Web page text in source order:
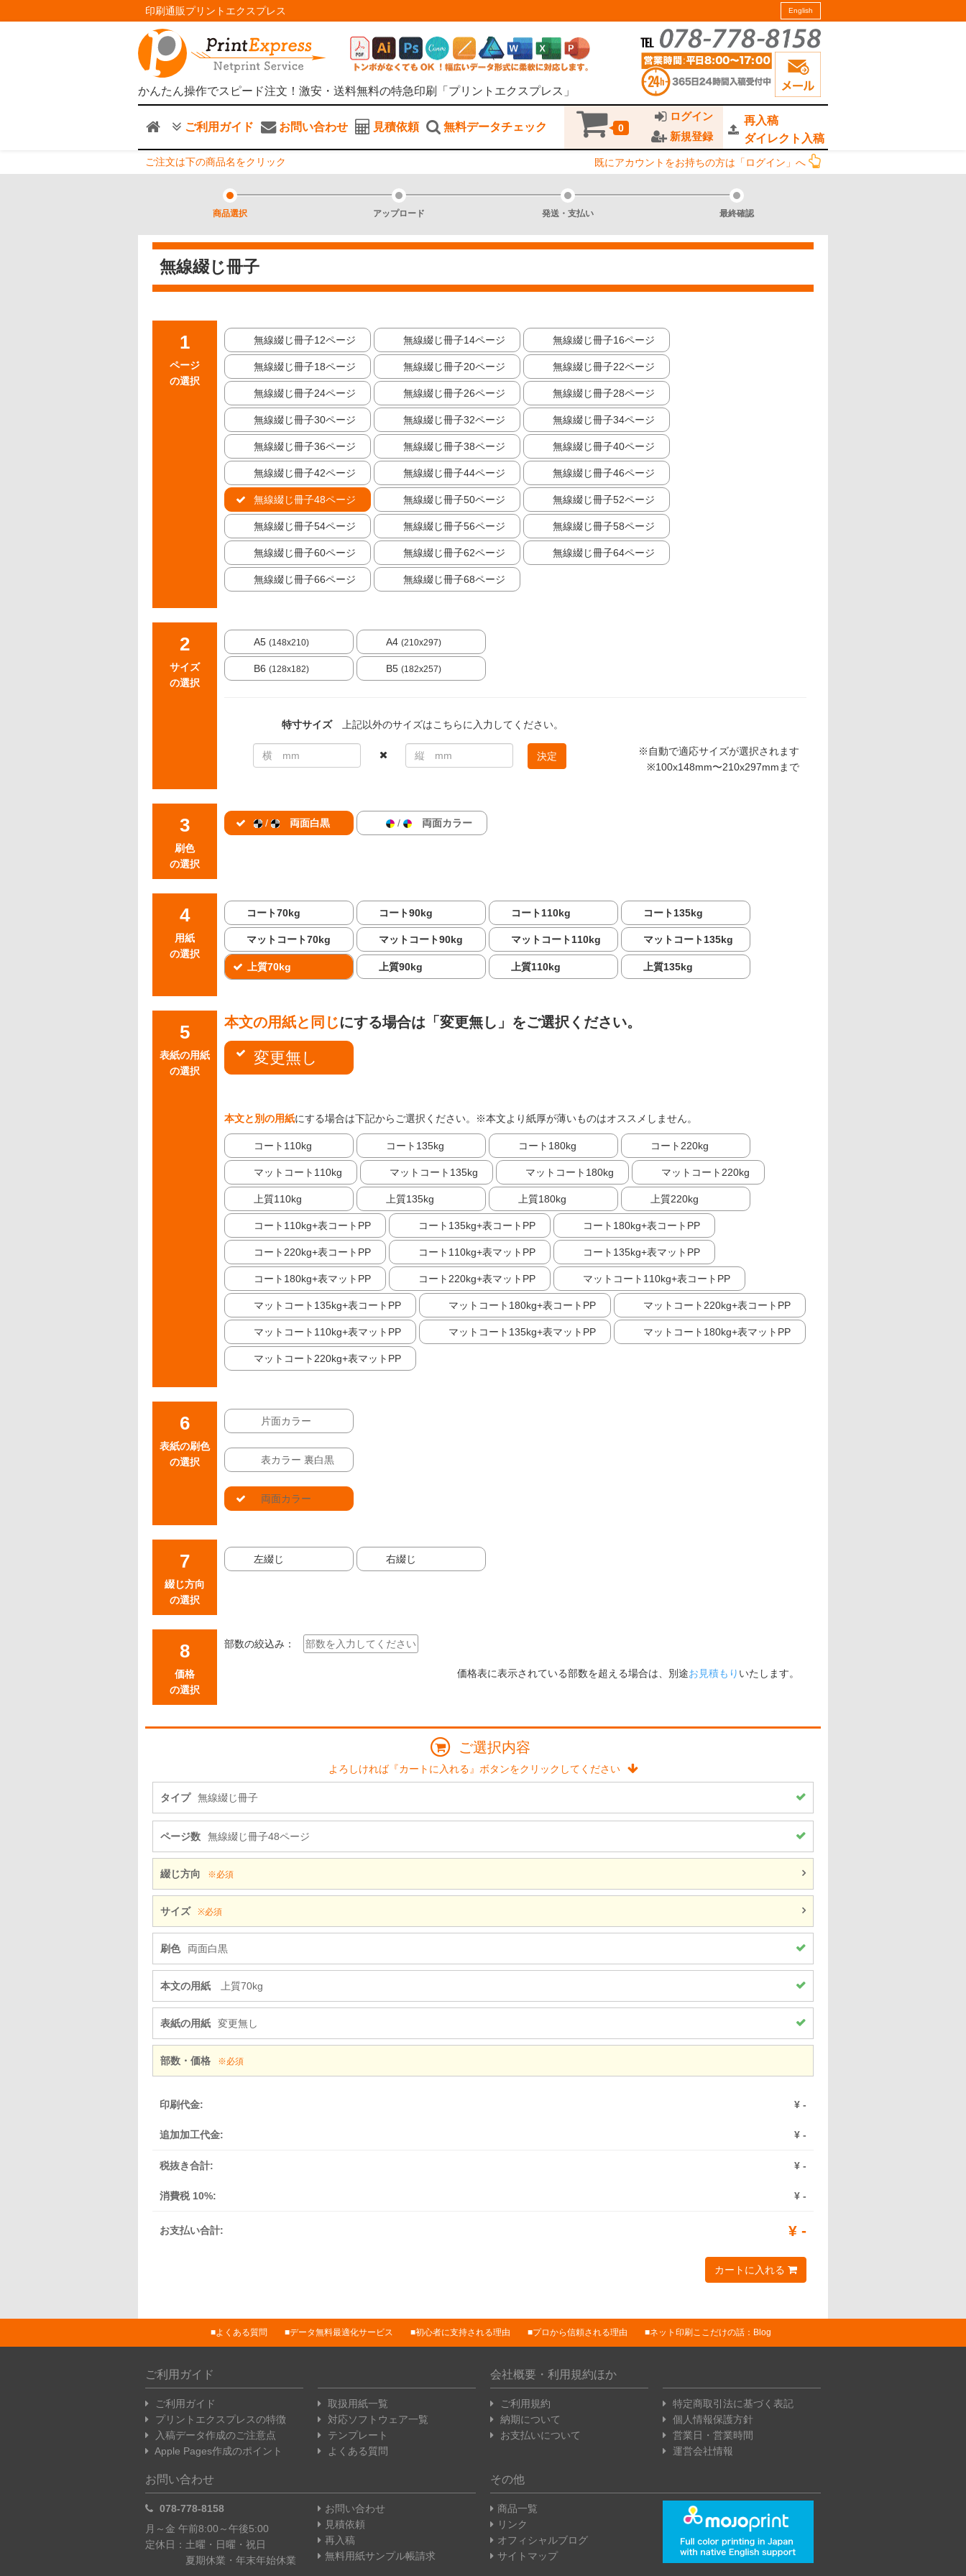
印刷通販プリントエクスプレス English
かんたん操作でスピード注文！激安・送料無料の特急印刷「プリントエクスプレス」
ご利用ガイド お問い合わせ 見積依頼 無料データチェック 0
ログイン
新規登録
再入稿
ダイレクト入稿
ご注文は下の商品名をクリック 既にアカウントをお持ちの方は「ログイン」へ
商品選択 アップロード 発送・支払い 最終確認
無線綴じ冊子
ページ
の選択
無線綴じ冊子12ページ 無線綴じ冊子14ページ 無線綴じ冊子16ページ
無線綴じ冊子18ページ 無線綴じ冊子20ページ 無線綴じ冊子22ページ
無線綴じ冊子24ページ 無線綴じ冊子26ページ 無線綴じ冊子28ページ
無線綴じ冊子30ページ 無線綴じ冊子32ページ 無線綴じ冊子34ページ
無線綴じ冊子36ページ 無線綴じ冊子38ページ 無線綴じ冊子40ページ
無線綴じ冊子42ページ 無線綴じ冊子44ページ 無線綴じ冊子46ページ
無線綴じ冊子48ページ 無線綴じ冊子50ページ 無線綴じ冊子52ページ
無線綴じ冊子54ページ 無線綴じ冊子56ページ 無線綴じ冊子58ページ
無線綴じ冊子60ページ 無線綴じ冊子62ページ 無線綴じ冊子64ページ
無線綴じ冊子66ページ 無線綴じ冊子68ページ
サイズ
の選択
A5 (148x210) A4 (210x297)
B6 (128x182) B5 (182x257)
特寸サイズ上記以外のサイズはこちらに入力してください。
決定
※自動で適応サイズが選択されます
※100x148mm〜210x297mmまで
刷色
の選択
/ 両面白黒 / 両面カラー
用紙
の選択
コート70kg コート90kg コート110kg コート135kg
マットコート70kg マットコート90kg マットコート110kg マットコート135kg
上質70kg 上質90kg 上質110kg 上質135kg
表紙の用紙
の選択
本文の用紙と同じにする場合は「変更無し」をご選択ください。
変更無し
本文と別の用紙にする場合は下記からご選択ください。※本文より紙厚が薄いものはオススメしません。
コート110kg コート135kg コート180kg コート220kg
マットコート110kg マットコート135kg マットコート180kg マットコート220kg
上質110kg 上質135kg 上質180kg 上質220kg
コート110kg+表コートPP コート135kg+表コートPP コート180kg+表コートPP
コート220kg+表コートPP コート110kg+表マットPP コート135kg+表マットPP
コート180kg+表マットPP コート220kg+表マットPP マットコート110kg+表コートPP
マットコート135kg+表コートPP マットコート180kg+表コートPP マットコート220kg+表コートPP
マットコート110kg+表マットPP マットコート135kg+表マットPP マットコート180kg+表マットPP
マットコート220kg+表マットPP
表紙の刷色
の選択
片面カラー
表カラー 裏白黒
両面カラー
綴じ方向
の選択
左綴じ 右綴じ
価格
の選択
部数の絞込み：
価格表に表示されている部数を超える場合は、別途お見積もり いたします。
ご選択内容
よろしければ『カートに入れる』ボタンをクリックしてください
タイプ 無線綴じ冊子
ページ数 無線綴じ冊子48ページ
綴じ方向 ※必須
サイズ ※必須
刷色 両面白黒
本文の用紙 上質70kg
表紙の用紙 変更無し
部数・価格 ※必須
印刷代金: ¥ -
追加加工代金: ¥ -
税抜き合計: ¥ -
消費税 10%: ¥ -
お支払い合計: ¥ -
カートに入れる
よくある質問 データ無料最適化サービス 初心者に支持される理由 プロから信頼される理由 ネット印刷ここだけの話：Blog
ご利用ガイド
ご利用ガイド
プリントエクスプレスの特徴
入稿データ作成のご注意点
Apple Pages作成のポイント
取扱用紙一覧
対応ソフトウェア一覧
テンプレート
よくある質問
会社概要・利用規約ほか
ご利用規約
納期について
お支払いについて
特定商取引法に基づく表記
個人情報保護方針
営業日・営業時間
運営会社情報
お問い合わせ
078-778-8158
月～金 午前8:00～午後5:00
定休日：土曜・日曜・祝日
夏期休業・年末年始休業
お問い合わせ
見積依頼
再入稿
無料用紙サンプル帳請求
その他
商品一覧
リンク
オフィシャルブログ
サイトマップ